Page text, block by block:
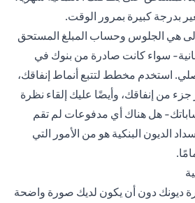
بدرجة كبيرة بمرور الوقت.
هي الجلوس وحساب المبلغ المستحق
سواء كانت صادرة من بنوك في
استخدم مخطط لتتبع أنماط إنفاقك،
من إنفاقك، وأيضًا عليك إلقاء نظرة
هل هناك أي مدفوعات لم تقم
الديون البنكية هو من الأمور التي
ديونك دون أن يكون لديك صورة واضحة